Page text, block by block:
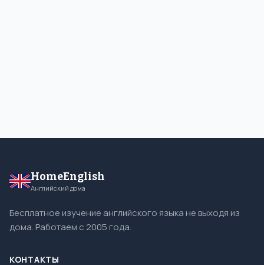
HomeEnglish
Английский дома
Бесплатное изучение английского языка не выходя из
дома. Работаем с 2005 года.
КОНТАКТЫ